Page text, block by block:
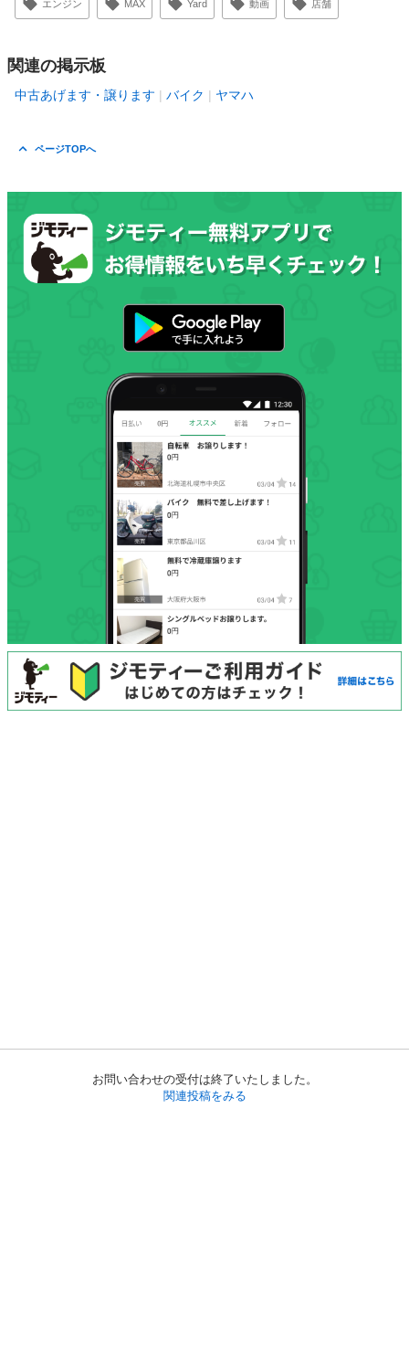
お問い合わせの受付は終了いたしました。
関連投稿をみる
エンジン MAX Yard 動画 店舗
関連の掲示板
中古あげます・譲ります バイク ヤマハ
ページTOPへ